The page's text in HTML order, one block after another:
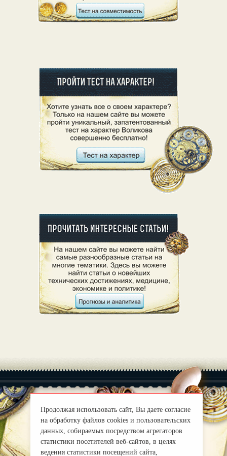
О нас |
Правила
mirprognoz@mail.ru
Продолжая использовать сайт, Вы даете согласие
на обработку файлов cookies и пользовательских
данных, собираемых посредством агрегаторов
статистики посетителей веб-сайтов, в целях
ведения статистики посещений сайта,